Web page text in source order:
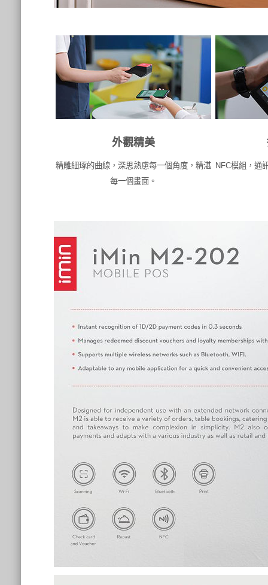
外觀精美
精雕細琢的曲線，深思熟慮每一個角度，精湛
每一個畫面。
NFC模組，通